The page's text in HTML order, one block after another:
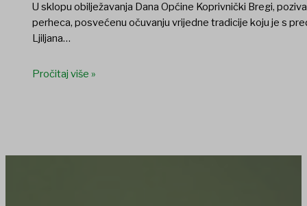
U sklopu obilježavanja Dana Općine Koprivnički Bregi,
perheca, posvećenu očuvanju vrijedne tradicije koju je s
Ljiljana…
Pročitaj više »